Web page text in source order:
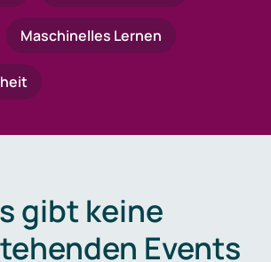
Maschinelles Lernen
gibt keine
Events